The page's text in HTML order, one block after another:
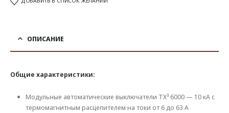
ОПИСАНИЕ
Общие характеристики:
Модульные автоматические выключатели TX³ 6000 — 10 кА с
термомагнитным расцепителем на токи от 6 до 63 А